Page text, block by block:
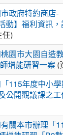
政府特約商店-
動】福利資訊
任)
園市大園自造
增能研習一案 (
115年度中小
公開觀議課之
關本市辦理「